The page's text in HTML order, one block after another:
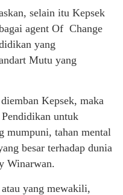
selain itu Kepsek
agent Of Change
yang
Mutu yang
Kepsek, maka
untuk
mumpuni, tahan mental
besar terhadap dunia
Winarwan.
yang mewakili,